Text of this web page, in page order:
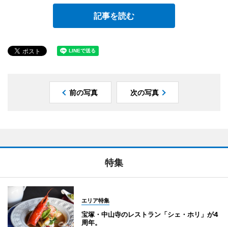
記事を読む
前の写真 次の写真
特集
エリア特集
宝塚・中山寺のレストラン「シェ・ホリ」が4
周年。